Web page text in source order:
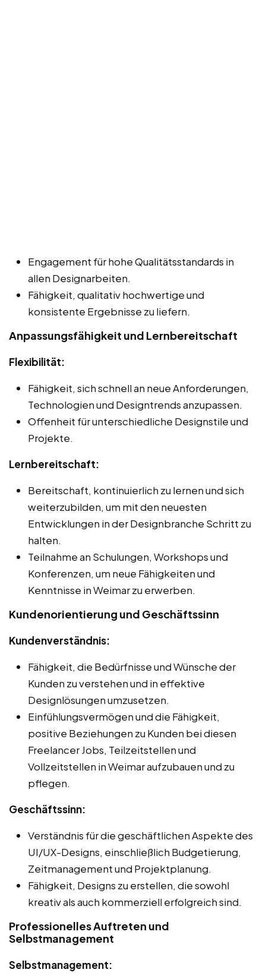
Engagement für hohe Qualitätsstandards in
allen Designarbeiten.
Fähigkeit, qualitativ hochwertige und
konsistente Ergebnisse zu liefern.
Anpassungsfähigkeit und Lernbereitschaft
Flexibilität:
Fähigkeit, sich schnell an neue Anforderungen,
Technologien und Designtrends anzupassen.
Offenheit für unterschiedliche Designstile und
Projekte.
Lernbereitschaft:
Bereitschaft, kontinuierlich zu lernen und sich
weiterzubilden, um mit den neuesten
Entwicklungen in der Designbranche Schritt zu
halten.
Teilnahme an Schulungen, Workshops und
Konferenzen, um neue Fähigkeiten und
Kenntnisse in Weimar zu erwerben.
Kundenorientierung und Geschäftssinn
Kundenverständnis:
Fähigkeit, die Bedürfnisse und Wünsche der
Kunden zu verstehen und in effektive
Designlösungen umzusetzen.
Einfühlungsvermögen und die Fähigkeit,
positive Beziehungen zu Kunden bei diesen
Freelancer Jobs, Teilzeitstellen und
Vollzeitstellen in Weimar aufzubauen und zu
pflegen.
Geschäftssinn:
Verständnis für die geschäftlichen Aspekte des
UI/UX-Designs, einschließlich Budgetierung,
Zeitmanagement und Projektplanung.
Fähigkeit, Designs zu erstellen, die sowohl
kreativ als auch kommerziell erfolgreich sind.
Professionelles Auftreten und
Selbstmanagement
Selbstmanagement: